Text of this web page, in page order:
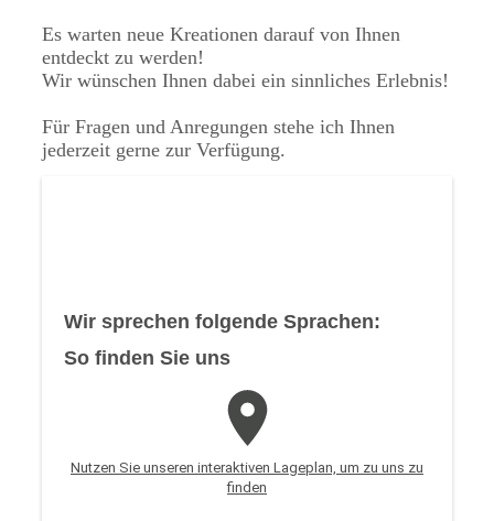
Es warten neue Kreationen darauf von Ihnen
entdeckt zu werden!
Wir wünschen Ihnen dabei ein sinnliches Erlebnis!
Für Fragen und Anregungen stehe ich Ihnen
jederzeit gerne zur Verfügung.
Wir sprechen folgende Sprachen:
So finden Sie uns
Nutzen Sie unseren interaktiven La­ge­plan, um zu uns zu
finden